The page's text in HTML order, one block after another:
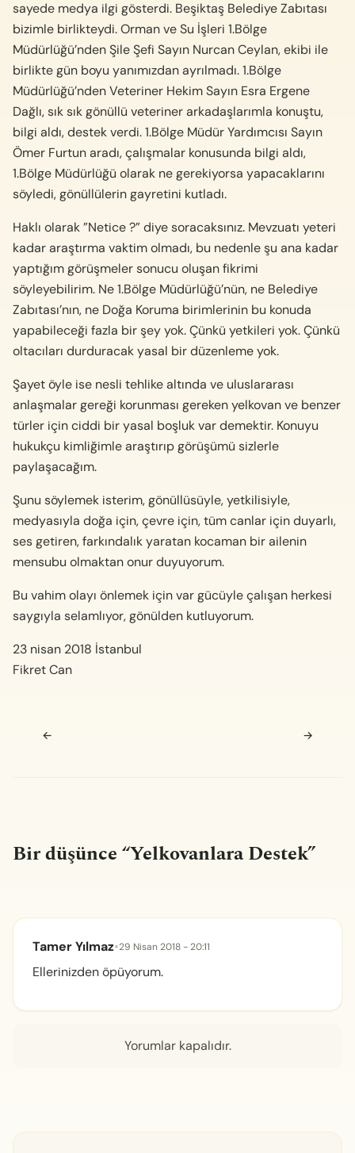
sayede medya ilgi gösterdi. Beşiktaş Belediye Zabıtası
bizimle birlikteydi. Orman ve Su İşleri 1.Bölge
Müdürlüğü’nden Şile Şefi Sayın Nurcan Ceylan, ekibi ile
birlikte gün boyu yanımızdan ayrılmadı. 1.Bölge
Müdürlüğü’nden Veteriner Hekim Sayın Esra Ergene
Dağlı, sık sık gönüllü veteriner arkadaşlarımla konuştu,
bilgi aldı, destek verdi. 1.Bölge Müdür Yardımcısı Sayın
Ömer Furtun aradı, çalışmalar konusunda bilgi aldı,
1.Bölge Müdürlüğü olarak ne gerekiyorsa yapacaklarını
söyledi, gönüllülerin gayretini kutladı.
Haklı olarak ”Netice ?” diye soracaksınız. Mevzuatı yeteri
kadar araştırma vaktim olmadı, bu nedenle şu ana kadar
yaptığım görüşmeler sonucu oluşan fikrimi
söyleyebilirim. Ne 1.Bölge Müdürlüğü’nün, ne Belediye
Zabıtası’nın, ne Doğa Koruma birimlerinin bu konuda
yapabileceği fazla bir şey yok. Çünkü yetkileri yok. Çünkü
oltacıları durduracak yasal bir düzenleme yok.
Şayet öyle ise nesli tehlike altında ve uluslararası
anlaşmalar gereği korunması gereken yelkovan ve benzer
türler için ciddi bir yasal boşluk var demektir. Konuyu
hukukçu kimliğimle araştırıp görüşümü sizlerle
paylaşacağım.
Şunu söylemek isterim, gönüllüsüyle, yetkilisiyle,
medyasıyla doğa için, çevre için, tüm canlar için duyarlı,
ses getiren, farkındalık yaratan kocaman bir ailenin
mensubu olmaktan onur duyuyorum.
Bu vahim olayı önlemek için var gücüyle çalışan herkesi
saygıyla selamlıyor, gönülden kutluyorum.
23 nisan 2018 İstanbul
Fikret Can
Navigasyon sonrası
← →
Bir düşünce “Yelkovanlara Destek”
Tamer Yılmaz•29 Nisan 2018 - 20:11
Ellerinizden öpüyorum.
Yorumlar kapalıdır.